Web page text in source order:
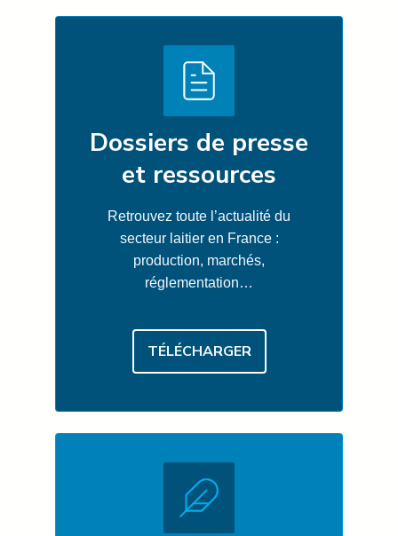
Dossiers de presse
et ressources
Retrouvez toute l’actualité du
secteur laitier en France :
production, marchés,
réglementation…
TÉLÉCHARGER